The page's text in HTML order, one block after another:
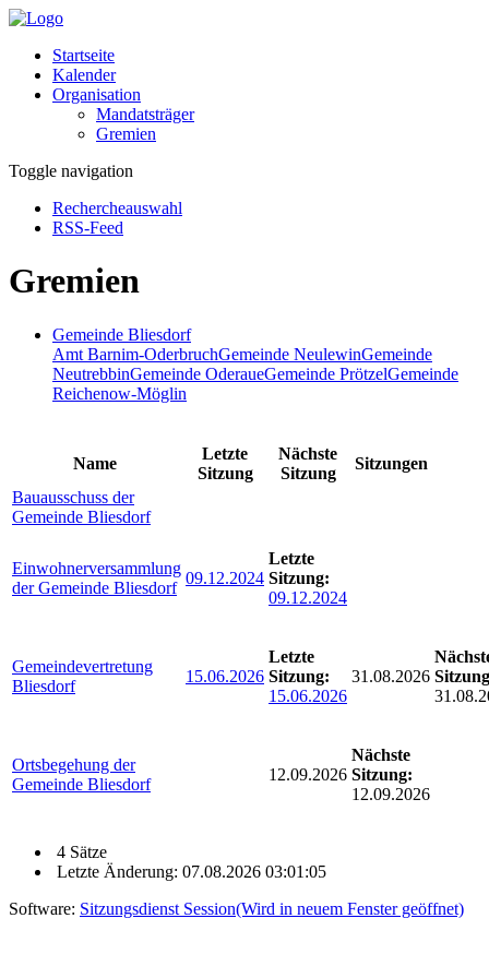
Startseite
Kalender
Organisation
Mandatsträger
Gremien
Toggle navigation
Rechercheauswahl
RSS-Feed
Gremien
Gemeinde Bliesdorf
Amt Barnim-OderbruchGemeinde NeulewinGemeinde
NeutrebbinGemeinde OderaueGemeinde PrötzelGemeinde
Reichenow-Möglin
Name
Letzte
Sitzung
Nächste
Sitzung
Sitzungen
Bauausschuss der
Gemeinde Bliesdorf
Einwohnerversammlung
der Gemeinde Bliesdorf
09.12.2024
Letzte
Sitzung:
09.12.2024
Gemeindevertretung
Bliesdorf
15.06.2026
Letzte
Sitzung:
15.06.2026
31.08.2026
Ortsbegehung der
Gemeinde Bliesdorf
12.09.2026
Nächste
Sitzung:
12.09.2026
4 Sätze
Letzte Änderung: 07.08.2026 03:01:05
Software: Sitzungsdienst Session(Wird in neuem Fenster geöffnet)